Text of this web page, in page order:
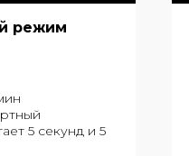
режим
5 секунд и 5